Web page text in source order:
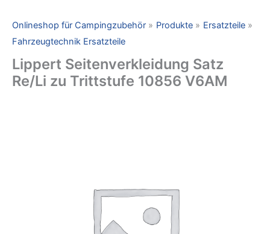
Onlineshop für Campingzubehör Produkte
Ersatzteile
Fahrzeugtechnik Ersatzteile
Lippert Seitenverkleidung Satz
Re/Li zu Trittstufe 10856 V6AM